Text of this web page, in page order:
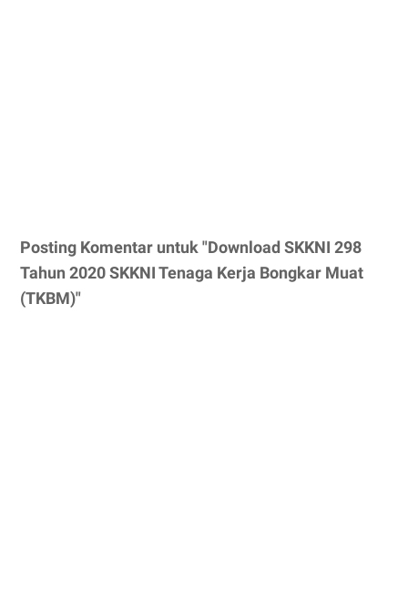
Posting Komentar untuk "Download SKKNI 298
Tahun 2020 SKKNI Tenaga Kerja Bongkar Muat
(TKBM)"